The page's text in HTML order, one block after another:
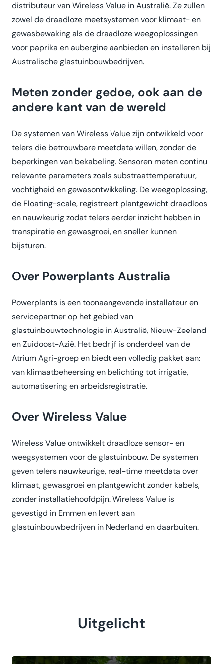
distributeur van Wireless Value in Australië. Ze zullen
zowel de draadloze meetsystemen voor klimaat- en
gewasbewaking als de draadloze weegoplossingen
voor paprika en aubergine aanbieden en installeren bij
Australische glastuinbouwbedrijven.
Meten zonder gedoe, ook aan de
andere kant van de wereld
De systemen van Wireless Value zijn ontwikkeld voor
telers die betrouwbare meetdata willen, zonder de
beperkingen van bekabeling. Sensoren meten continu
relevante parameters zoals substraattemperatuur,
vochtigheid en gewasontwikkeling. De weegoplossing,
de Floating-scale, registreert plantgewicht draadloos
en nauwkeurig zodat telers eerder inzicht hebben in
transpiratie en gewasgroei, en sneller kunnen
bijsturen.
Over Powerplants Australia
Powerplants is een toonaangevende installateur en
servicepartner op het gebied van
glastuinbouwtechnologie in Australië, Nieuw-Zeeland
en Zuidoost-Azië. Het bedrijf is onderdeel van de
Atrium Agri-groep en biedt een volledig pakket aan:
van klimaatbeheersing en belichting tot irrigatie,
automatisering en arbeidsregistratie.
Over Wireless Value
Wireless Value ontwikkelt draadloze sensor- en
weegsystemen voor de glastuinbouw. De systemen
geven telers nauwkeurige, real-time meetdata over
klimaat, gewasgroei en plantgewicht zonder kabels,
zonder installatiehoofdpijn. Wireless Value is
gevestigd in Emmen en levert aan
glastuinbouwbedrijven in Nederland en daarbuiten.
Uitgelicht